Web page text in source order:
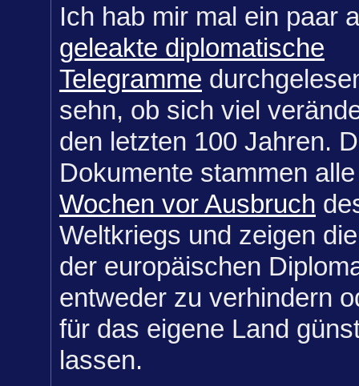
Ich hab mir mal ein paar
geleakte diplomatische
Telegramme
sehn, ob sich viel
den letzten 100 Jahren.
Dokumente stammen
Wochen vor Ausbruch
Weltkriegs und zeigen
der europäischen
entweder zu verhindern
für das eigene Land
lassen.